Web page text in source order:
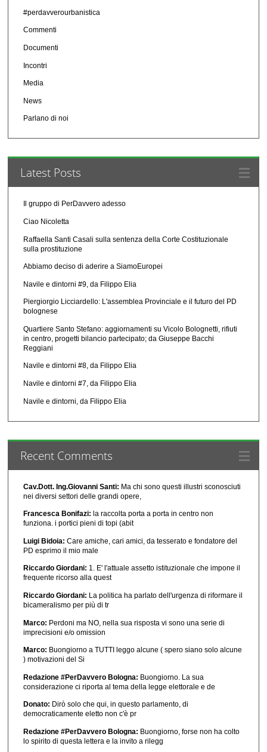
#perdavverourbanistica
Commenti
Documenti
Incontri
Media
News
Parlano di noi
Latest Posts
Il gruppo di PerDavvero adesso
Ciao Nicoletta
Raffaella Santi Casali sulla sentenza della Corte Costituzionale
sulla prostituzione
Abbiamo deciso di aderire a SiamoEuropei
Navile e dintorni #9, da Filippo Elia
Piergiorgio Licciardello: L'assemblea Provinciale e il futuro del PD
bolognese
Quartiere Santo Stefano: aggiornamenti su Vicolo Bolognetti, rifiuti
in centro, progetti bilancio partecipato; da Giuseppe Bacchi
Reggiani
Navile e dintorni #8, da Filippo Elia
Navile e dintorni #7, da Filippo Elia
Navile e dintorni, da Filippo Elia
Recent Comments
Cav.Dott. Ing.Giovanni Santi: Ma chi sono questi illustri sconosciuti
nei diversi settori delle grandi opere,
Francesca Bonifazi: la raccolta porta a porta in centro non
funziona. i portici pieni di topi (abit
Luigi Bidoia: Care amiche, cari amici, da tesserato e fondatore del
PD esprimo il mio male
Riccardo Giordani: 1. E' l'attuale assetto istituzionale che impone il
frequente ricorso alla quest
Riccardo Giordani: La politica ha parlato dell'urgenza di riformare il
bicameralismo per più di tr
Marco: Perdoni ma NO, nella sua risposta vi sono una serie di
imprecisioni e/o omission
Marco: Buongiorno a TUTTI leggo alcune ( spero siano solo alcune
) motivazioni del Si
Redazione #PerDavvero Bologna: Buongiorno. La sua
considerazione ci riporta al tema della legge elettorale e de
Donato: Dirò solo che qui, in questo parlamento, di
democraticamente eletto non c'è pr
Redazione #PerDavvero Bologna: Buongiorno, forse non ha colto
lo spirito di questa lettera e la invito a rilegg